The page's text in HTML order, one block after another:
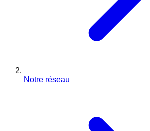
Notre réseau